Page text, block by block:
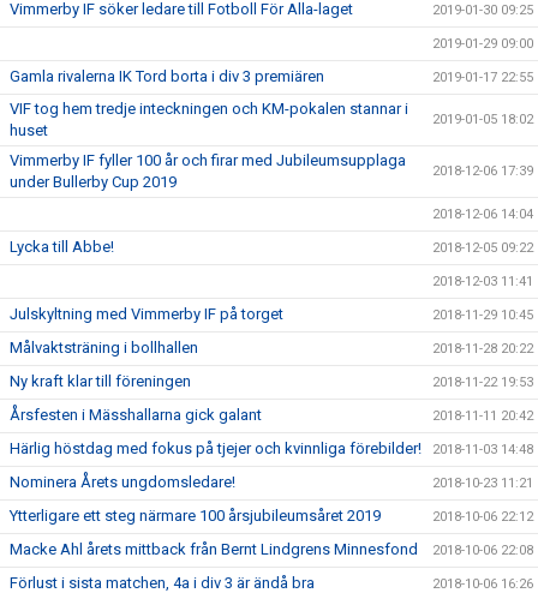
Vimmerby IF söker ledare till Fotboll För Alla-laget 2019-01-30 09:25
2019-01-29 09:00
Gamla rivalerna IK Tord borta i div 3 premiären 2019-01-17 22:55
VIF tog hem tredje inteckningen och KM-pokalen stannar i
huset
2019-01-05 18:02
Vimmerby IF fyller 100 år och firar med Jubileumsupplaga
under Bullerby Cup 2019
2018-12-06 17:39
2018-12-06 14:04
Lycka till Abbe! 2018-12-05 09:22
2018-12-03 11:41
Julskyltning med Vimmerby IF på torget 2018-11-29 10:45
Målvaktsträning i bollhallen 2018-11-28 20:22
Ny kraft klar till föreningen 2018-11-22 19:53
Årsfesten i Mässhallarna gick galant 2018-11-11 20:42
Härlig höstdag med fokus på tjejer och kvinnliga förebilder! 2018-11-03 14:48
Nominera Årets ungdomsledare! 2018-10-23 11:21
Ytterligare ett steg närmare 100 årsjubileumsåret 2019 2018-10-06 22:12
Macke Ahl årets mittback från Bernt Lindgrens Minnesfond 2018-10-06 22:08
Förlust i sista matchen, 4a i div 3 är ändå bra 2018-10-06 16:26